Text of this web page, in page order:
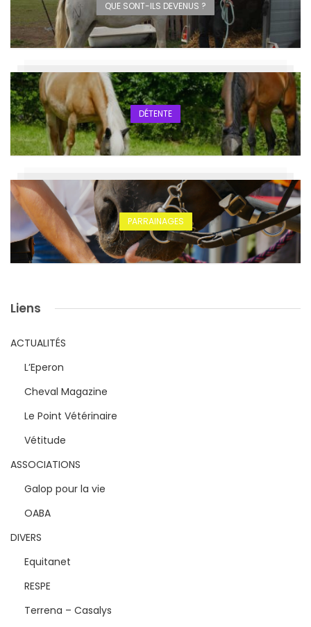
QUE SONT-ILS DEVENUS ?
DÉTENTE
PARRAINAGES
Liens
ACTUALITÉS
L’Eperon
Cheval Magazine
Le Point Vétérinaire
Vétitude
ASSOCIATIONS
Galop pour la vie
OABA
DIVERS
Equitanet
RESPE
Terrena – Casalys